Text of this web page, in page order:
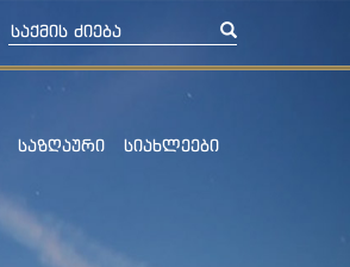
ᲡᲐᲖᲦᲐᲣᲠᲘ ᲡᲘᲐᲮᲚᲔᲔᲑᲘ